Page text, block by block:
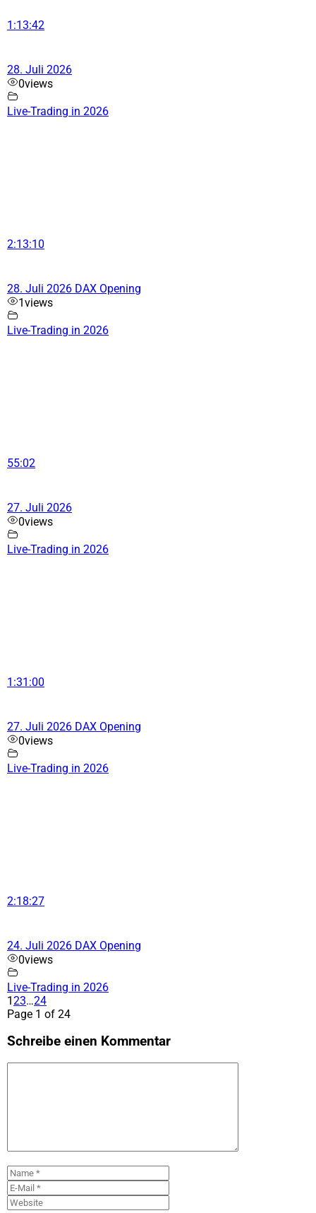
1:13:42
28. Juli 2026
0views
Live-Trading in 2026
2:13:10
28. Juli 2026 DAX Opening
1views
Live-Trading in 2026
55:02
27. Juli 2026
0views
Live-Trading in 2026
1:31:00
27. Juli 2026 DAX Opening
0views
Live-Trading in 2026
2:18:27
24. Juli 2026 DAX Opening
0views
Live-Trading in 2026
123…24
Page 1 of 24
Schreibe einen Kommentar
Name
Mail